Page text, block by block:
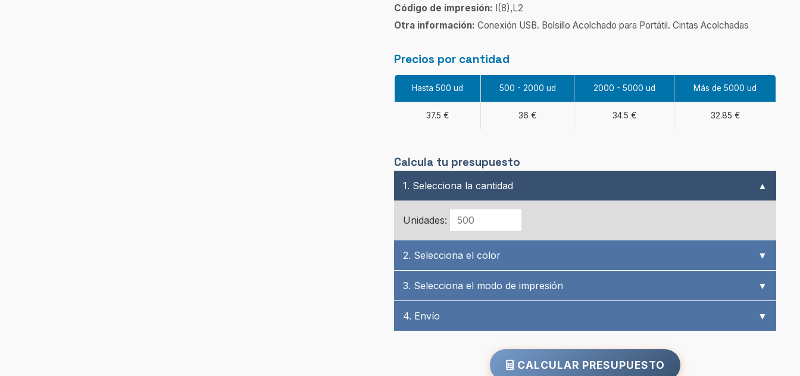
Código de impresión: I(8),L2
Otra información: Conexión USB. Bolsillo Acolchado para Portátil. Cintas Acolchadas
Precios por cantidad
Hasta 500 ud 500 - 2000 ud 2000 - 5000 ud Más de 5000 ud
37.5 € 36 € 34.5 € 32.85 €
Calcula tu presupuesto
1. Selecciona la cantidad ▲
Unidades:
2. Selecciona el color ▼
3. Selecciona el modo de impresión ▼
4. Envío ▼
CALCULAR PRESUPUESTO